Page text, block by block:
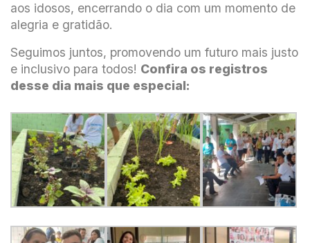
aos idosos, encerrando o dia com um momento de
alegria e gratidão.
Seguimos juntos, promovendo um futuro mais justo
e inclusivo para todos! Confira os registros
desse dia mais que especial: